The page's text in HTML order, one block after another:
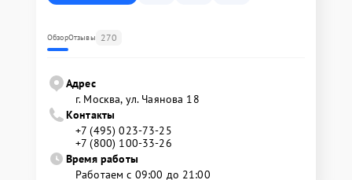
ОбзорОтзывы 270
Адрес
г. Москва, ул. Чаянова 18
Контакты
+7 (495) 023-73-25
+7 (800) 100-33-26
Время работы
Работаем с 09:00 до 21:00